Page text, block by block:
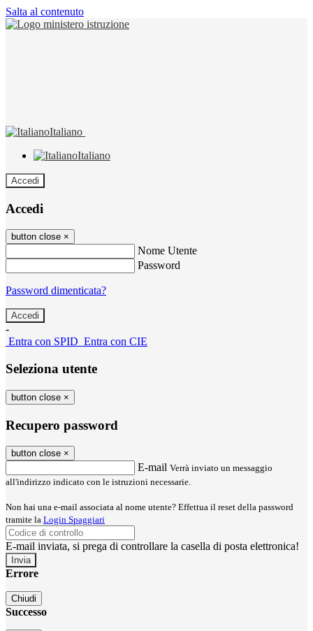
Salta al contenuto
Italiano
Italiano
Accedi
Accedi
button close ×
Nome Utente
Password
Password dimenticata?
-
Entra con SPID Entra con CIE
Seleziona utente
button close ×
Recupero password
button close ×
E-mail Verrà inviato un messaggio
all'indirizzo indicato con le istruzioni necessarie.
Non hai una e-mail associata al nome utente? Effettua il reset della password
tramite la Login Spaggiari
E-mail inviata, si prega di controllare la casella di posta elettronica!
Errore
Chiudi
Successo